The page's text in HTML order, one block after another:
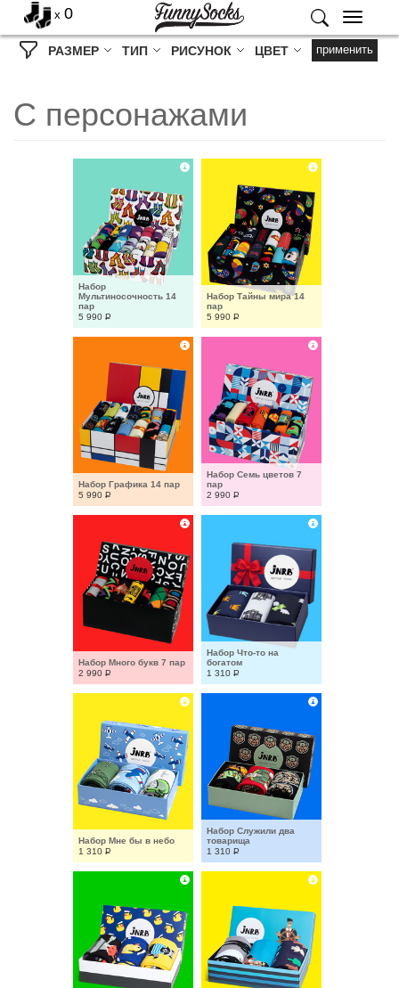
Меню
x 0
РАЗМЕР ТИП РИСУНОК ЦВЕТ применить
С персонажами
Набор
Мультиносочность 14
пар
5 990 Р
Набор Тайны мира 14
пар
5 990 Р
Набор Графика 14 пар
5 990 Р
Набор Семь цветов 7
пар
2 990 Р
Набор Много букв 7 пар
2 990 Р
Набор Что-то на
богатом
1 310 Р
Набор Мне бы в небо
1 310 Р
Набор Служили два
товарища
1 310 Р